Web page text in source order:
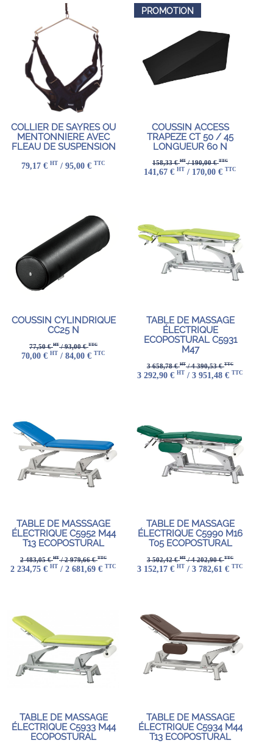
COLLIER DE SAYRES OU
MENTONNIERE AVEC
FLEAU DE SUSPENSION
79,17 € HT / 95,00 € TTC
PROMOTION
COUSSIN ACCESS
TRAPEZE CT 50 / 45
LONGUEUR 60 N
158,33 €HT/ 190,00 €TTC
141,67 € HT / 170,00 € TTC
COUSSIN CYLINDRIQUE
CC25 N
77,50 €HT/ 93,00 €TTC
70,00 € HT / 84,00 € TTC
TABLE DE MASSAGE
ÉLECTRIQUE
ECOPOSTURAL C5931
M47
3 658,78 €HT/ 4 390,53 €TTC
3 292,90 € HT / 3 951,48 € TTC
TABLE DE MASSSAGE
ÉLECTRIQUE C5952 M44
T13 ECOPOSTURAL
2 483,05 €HT/ 2 979,66 €TTC
2 234,75 € HT / 2 681,69 € TTC
TABLE DE MASSAGE
ÉLECTRIQUE C5990 M16
T05 ECOPOSTURAL
3 502,42 €HT/ 4 202,90 €TTC
3 152,17 € HT / 3 782,61 € TTC
TABLE DE MASSAGE
ÉLECTRIQUE C5933 M44
ECOPOSTURAL
TABLE DE MASSAGE
ÉLECTRIQUE C5934 M44
T13 ECOPOSTURAL